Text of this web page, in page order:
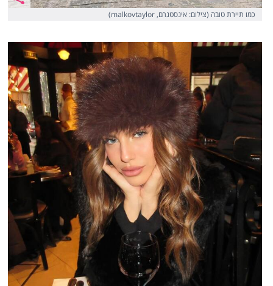
כמו תיירת טובה (צילום: אינסטגרם, malkovtaylor)